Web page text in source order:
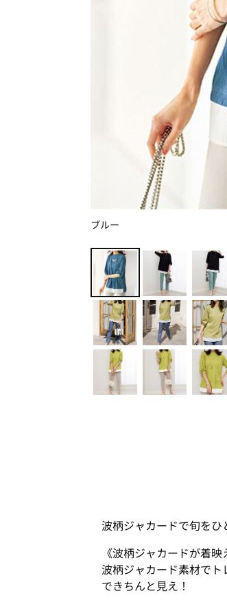
ブルー
波柄ジャカードで旬を
《波柄ジャカードが着
波柄ジャカード素材で
できちんと見え！